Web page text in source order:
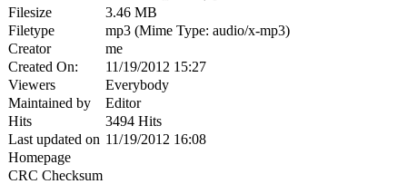
Filesize
3.46 MB
Filetype
mp3 (Mime Type: audio/x-mp3)
Creator
me
Created On:
11/19/2012 15:27
Viewers
Everybody
Maintained by
Editor
Hits
3494 Hits
Last updated on 11/19/2012 16:08
Homepage
CRC Checksum